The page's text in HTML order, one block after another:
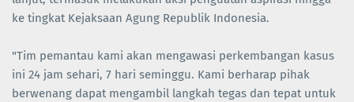
ke tingkat Kejaksaan Agung Republik Indonesia.
"Tim pemantau kami akan mengawasi perkembangan kasus
ini 24 jam sehari, 7 hari seminggu. Kami berharap pihak
berwenang dapat mengambil langkah tegas dan tepat untuk